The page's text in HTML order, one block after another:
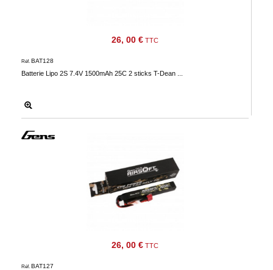
26, 00 € TTC
Batterie Lipo 2S 7.4V 1500mAh 25C 2 sticks T-Dean ...
Réf. BAT128
26, 00 € TTC
Réf. BAT127